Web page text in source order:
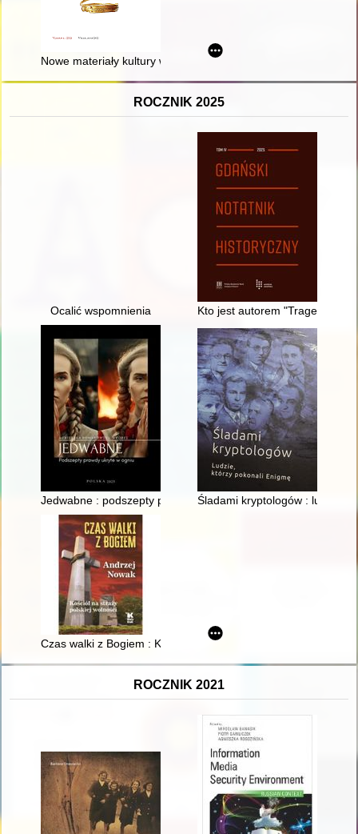
Nowe materiały kultury wielbarskiej z Pojezierza Iławskiego -
ROCZNIK 2025
Ocalić wspomnienia Kto jest autorem "Tragedii o
Jedwabne : podszepty prawdy ukryte w ogniuŚladami kryptologów : ludzie,
Czas walki z Bogiem : Kościół na straży polskiej wolności
ROCZNIK 2021